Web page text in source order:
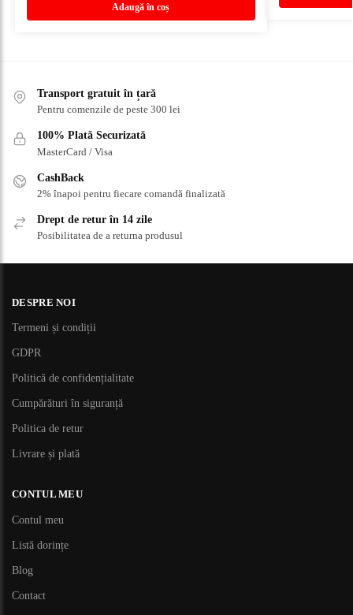
Adaugă în coș
Transport gratuit în țară
Pentru comenzile de peste 300 lei
100% Plată Securizată
MasterCard / Visa
CashBack
2% înapoi pentru fiecare comandă finalizată
Drept de retur în 14 zile
Posibilitatea de a returna produsul
DESPRE NOI
Termeni și condiții
GDPR
Politică de confidențialitate
Cumpărături în siguranță
Politica de retur
Livrare și plată
CONTUL MEU
Contul meu
Listă dorințe
Blog
Contact